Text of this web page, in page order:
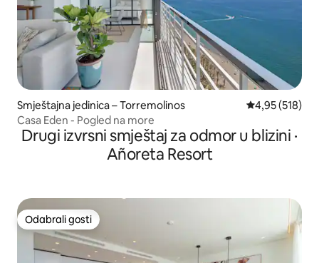
Smještajna jedinica – Torremolinos Prosječna
4,95 (518)
Casa Eden - Pogled na more
Drugi izvrsni smještaj za odmor u blizini ·
Añoreta Resort
Odabrali gosti
Odabrali gosti